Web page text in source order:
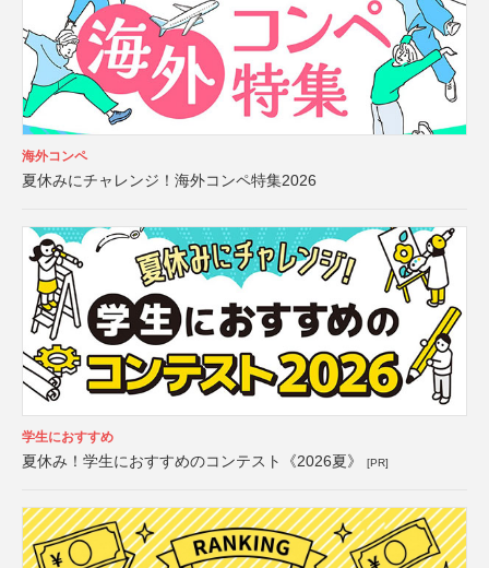
海外コンペ
夏休みにチャレンジ！海外コンペ特集2026
学生におすすめ
夏休み！学生におすすめのコンテスト《2026夏》 [PR]